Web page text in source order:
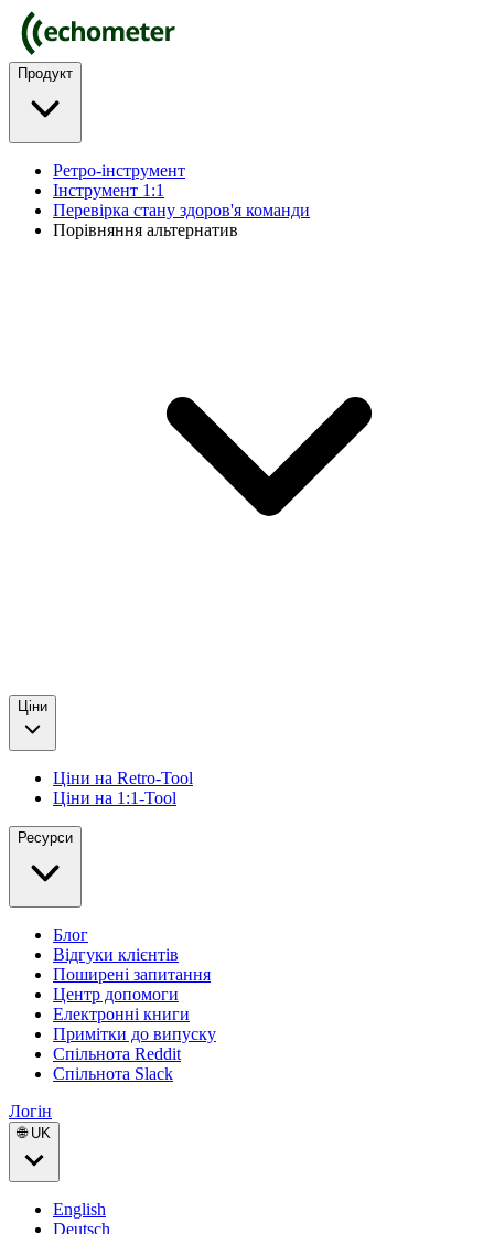
Продукт
Ретро-інструмент
Інструмент 1:1
Перевірка стану здоров'я команди
Порівняння альтернатив
Ціни
Ціни на Retro-Tool
Ціни на 1:1-Tool
Ресурси
Блог
Відгуки клієнтів
Поширені запитання
Центр допомоги
Електронні книги
Примітки до випуску
Спільнота Reddit
Спільнота Slack
Логін
🌐 UK
English
Deutsch